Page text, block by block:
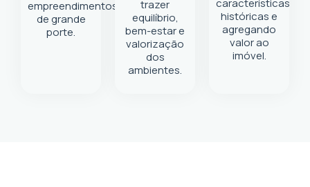
empreendimentos
de grande
porte.
trazer
equilíbrio,
bem-estar e
valorização
dos
ambientes.
características
históricas e
agregando
valor ao
imóvel.